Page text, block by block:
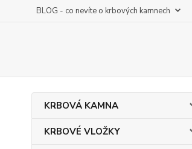
BLOG - co nevíte o krbových kamnech
KRBOVÁ KAMNA
KRBOVÉ VLOŽKY